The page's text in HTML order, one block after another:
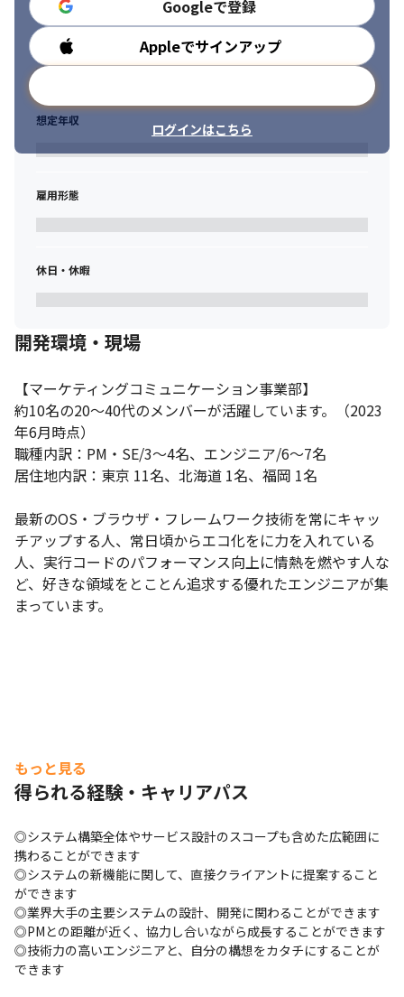
Googleで登録
Appleでサインアップ
ログインはこちら
勤務時間
想定年収
雇用形態
休日・休暇
開発環境・現場
【マーケティングコミュニケーション事業部】
約10名の20～40代のメンバーが活躍しています。（2023
年6月時点）
職種内訳：PM・SE/3〜4名、エンジニア/6〜7名
居住地内訳：東京 11名、北海道 1名、福岡 1名
最新のOS・ブラウザ・フレームワーク技術を常にキャッ
チアップする人、常日頃からエコ化をに力を入れている
人、実行コードのパフォーマンス向上に情熱を燃やす人な
ど、好きな領域をとことん追求する優れたエンジニアが集
まっています。
もっと見る
得られる経験・キャリアパス
◎システム構築全体やサービス設計のスコープも含めた広範囲に
携わることができます
◎システムの新機能に関して、直接クライアントに提案すること
ができます
◎業界大手の主要システムの設計、開発に関わることができます
◎PMとの距離が近く、協力し合いながら成長することができます
◎技術力の高いエンジニアと、自分の構想をカタチにすることが
できます